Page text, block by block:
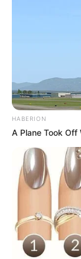
Blog da Mi
HABERION
A Plane Took Off